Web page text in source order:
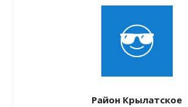
Район Крылатское